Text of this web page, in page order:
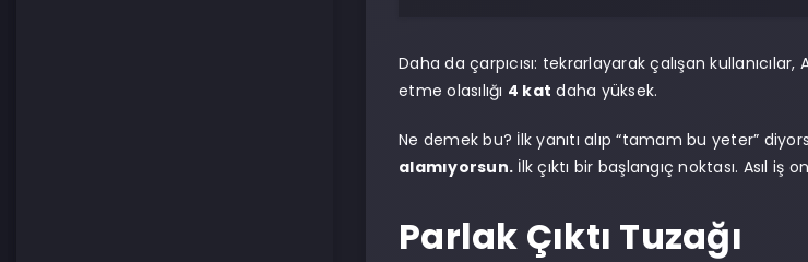
Daha da çarpıcısı: tekrarlayarak çalışan kullanıcılar,
etme olasılığı 4 kat daha yüksek.
Ne demek bu? İlk yanıtı alıp “tamam bu yeter”
alamıyorsun. İlk çıktı bir başlangıç noktası. Asıl iş
Parlak Çıktı Tuzağı